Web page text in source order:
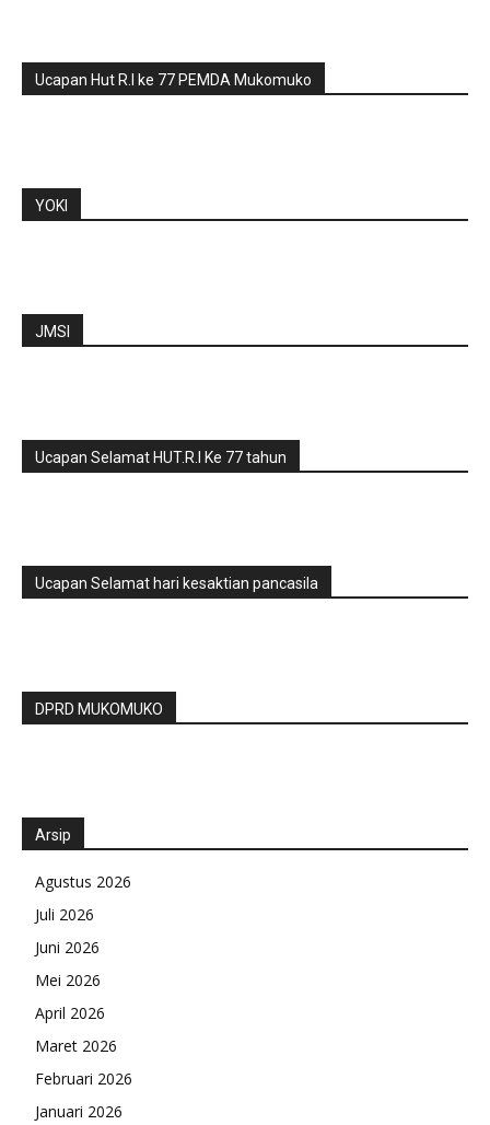
Ucapan Hut R.I ke 77 PEMDA Mukomuko
YOKI
JMSI
Ucapan Selamat HUT.R.I Ke 77 tahun
Ucapan Selamat hari kesaktian pancasila
DPRD MUKOMUKO
Arsip
Agustus 2026
Juli 2026
Juni 2026
Mei 2026
April 2026
Maret 2026
Februari 2026
Januari 2026